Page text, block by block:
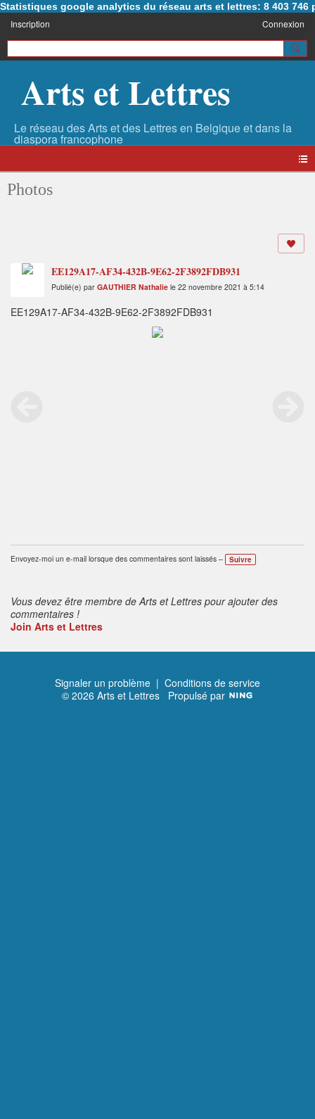
Statistiques google analytics du réseau arts et lettres: 8 403 746
Inscription Connexion
Arts et Lettres
Photos
EE129A17-AF34-432B-9E62-2F3892FDB931
Publié(e) par GAUTHIER Nathalie le 22 novembre 2021 à 5:14
EE129A17-AF34-432B-9E62-2F3892FDB931
Envoyez-moi un e-mail lorsque des commentaires sont laissés – Suivre
Vous devez être membre de Arts et Lettres pour ajouter des
commentaires !
Join Arts et Lettres
Signaler un problème | Conditions de service
© 2026 Arts et Lettres Propulsé par